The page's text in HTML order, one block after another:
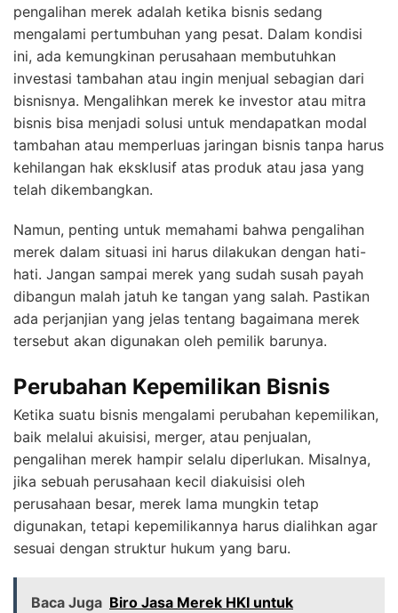
pengalihan merek adalah ketika bisnis sedang
mengalami pertumbuhan yang pesat. Dalam kondisi
ini, ada kemungkinan perusahaan membutuhkan
investasi tambahan atau ingin menjual sebagian dari
bisnisnya. Mengalihkan merek ke investor atau mitra
bisnis bisa menjadi solusi untuk mendapatkan modal
tambahan atau memperluas jaringan bisnis tanpa harus
kehilangan hak eksklusif atas produk atau jasa yang
telah dikembangkan.
Namun, penting untuk memahami bahwa pengalihan
merek dalam situasi ini harus dilakukan dengan hati-
hati. Jangan sampai merek yang sudah susah payah
dibangun malah jatuh ke tangan yang salah. Pastikan
ada perjanjian yang jelas tentang bagaimana merek
tersebut akan digunakan oleh pemilik barunya.
Perubahan Kepemilikan Bisnis
Ketika suatu bisnis mengalami perubahan kepemilikan,
baik melalui akuisisi, merger, atau penjualan,
pengalihan merek hampir selalu diperlukan. Misalnya,
jika sebuah perusahaan kecil diakuisisi oleh
perusahaan besar, merek lama mungkin tetap
digunakan, tetapi kepemilikannya harus dialihkan agar
sesuai dengan struktur hukum yang baru.
Baca Juga Biro Jasa Merek HKI untuk